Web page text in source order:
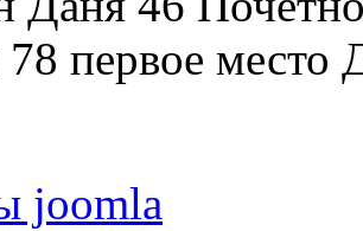
первое место
joomla